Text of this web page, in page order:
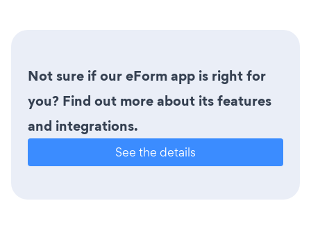
Not sure if our eForm app is right for
you? Find out more about its features
and integrations.
See the details